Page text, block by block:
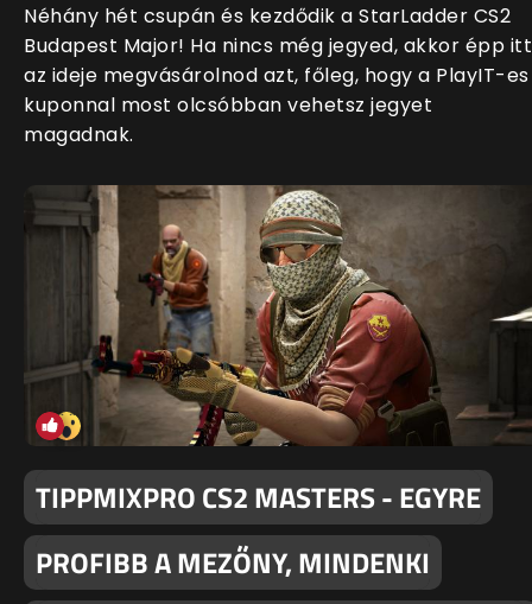
Néhány hét csupán és kezdődik a StarLadder CS2
Budapest Major! Ha nincs még jegyed, akkor épp itt
az ideje megvásárolnod azt, főleg, hogy a PlayIT-es
kuponnal most olcsóbban vehetsz jegyet
magadnak.
TIPPMIXPRO CS2 MASTERS - EGYRE
PROFIBB A MEZŐNY, MINDENKI